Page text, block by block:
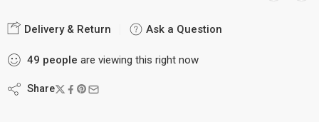
Delivery & Return Ask a Question
49 people are viewing this right now
Share